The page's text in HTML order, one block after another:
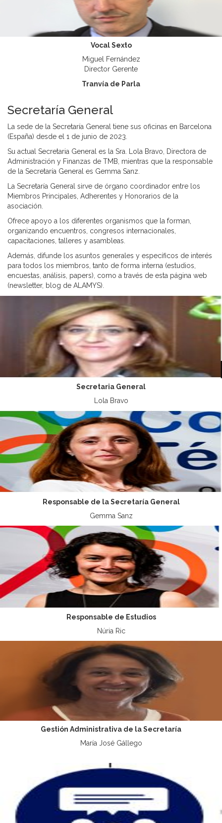
Vocal Sexto
Miguel Fernández
Director Gerente
Tranvía de Parla
Secretaría General
La sede de la Secretaría General tiene sus oficinas en Barcelona
(España) desde el 1 de junio de 2023.
Su actual Secretaria General es la Sra. Lola Bravo, Directora de
Administración y Finanzas de TMB, mientras que la responsable
de la Secretaría General es Gemma Sanz.
La Secretaría General sirve de órgano coordinador entre los
Miembros Principales, Adherentes y Honorarios de la
asociación.
Ofrece apoyo a los diferentes organismos que la forman,
organizando encuentros, congresos internacionales,
capacitaciones, talleres y asambleas.
Además, difunde los asuntos generales y específicos de interés
para todos los miembros, tanto de forma interna (estudios,
encuestas, análisis, papers), como a través de esta página web
(newsletter, blog de ALAMYS).
Secretaria General
Lola Bravo
Responsable de la Secretaría General
Gemma Sanz
Responsable de Estudios
Núria Ric
Gestión Administrativa de la Secretaría
María José Gállego